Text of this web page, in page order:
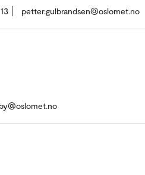
petter.gulbrandsen@oslomet.no